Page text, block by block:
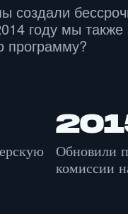
создали
году мы также
программу?
Обновили
комиссии